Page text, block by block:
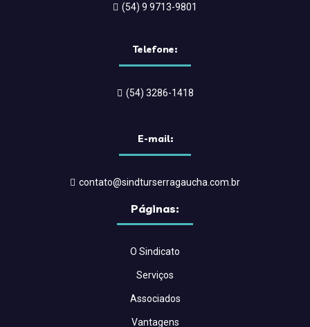
(54) 9 9713-9801
Telefone:
(54) 3286-1418
E-mail:
contato@sindturserragaucha.com.br
Páginas:
O Sindicato
Serviços
Associados
Vantagens